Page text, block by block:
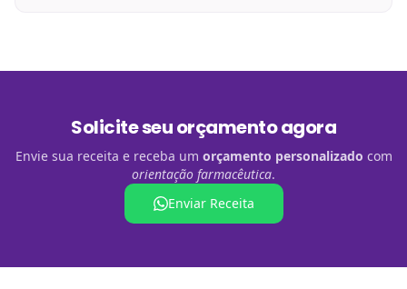
Solicite seu orçamento agora
Envie sua receita e receba um orçamento personalizado com
orientação farmacêutica.
Enviar Receita